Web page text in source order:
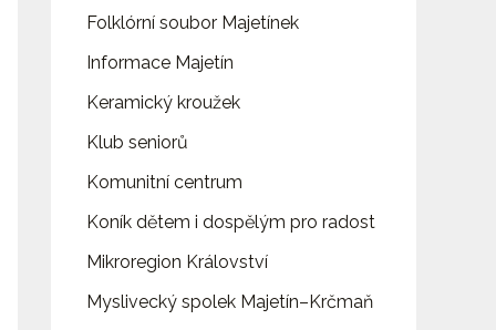
Folklórní soubor Majetínek
Informace Majetín
Keramický kroužek
Klub seniorů
Komunitní centrum
Koník dětem i dospělým pro radost
Mikroregion Království
Myslivecký spolek Majetín–Krčmaň